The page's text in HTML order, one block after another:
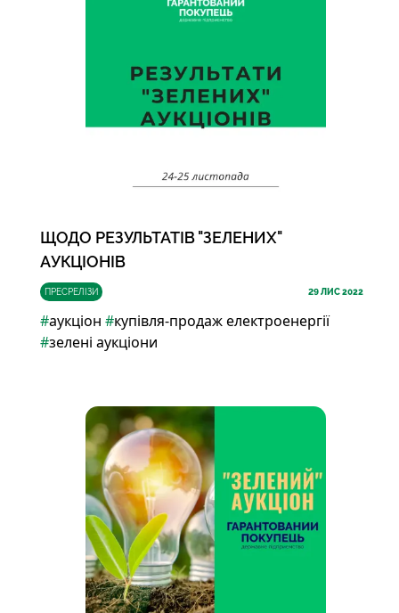
ПРЕСРЕЛІЗИ 29ЛИС 2022
ЩОДО РЕЗУЛЬТАТІВ "ЗЕЛЕНИХ"
АУКЦІОНІВ
#аукціон #купівля-продаж електроенергії
#зелені аукціони